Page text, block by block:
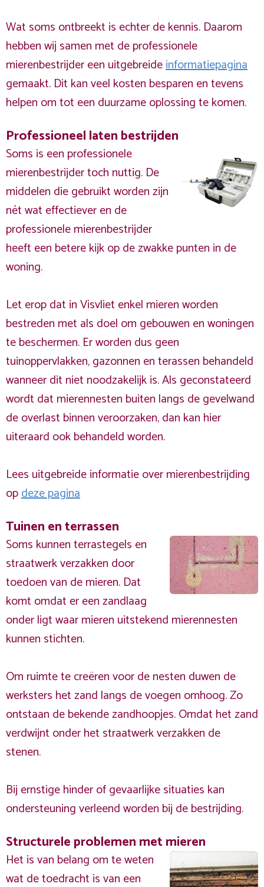
Wat soms ontbreekt is echter de kennis. Daarom
hebben wij samen met de professionele
mierenbestrijder een uitgebreideinformatiepagina
gemaakt. Dit kan veel kosten besparen en tevens
helpen om tot een duurzame oplossing te komen.
Professioneel laten bestrijden
Soms is een professionele
mierenbestrijder toch nuttig. De
middelen die gebruikt worden zijn
nét wat effectiever en de
professionele mierenbestrijder
heeft een betere kijk op de zwakke punten in de
woning.
Let erop dat in Visvliet enkel mieren worden
bestreden met als doel om gebouwen en woningen
te beschermen. Er worden dus geen
tuinoppervlakken, gazonnen en terassen behandeld
wanneer dit niet noodzakelijk is. Als geconstateerd
wordt dat mierennesten buiten langs de gevelwand
de overlast binnen veroorzaken, dan kan hier
uiteraard ook behandeld worden.
Lees uitgebreide informatie over mierenbestrijding
opdeze pagina
Tuinen en terrassen
Soms kunnen terrastegels en
straatwerk verzakken door
toedoen van de mieren. Dat
komt omdat er een zandlaag
onder ligt waar mieren uitstekend mierennesten
kunnen stichten.
Om ruimte te creëren voor de nesten duwen de
werksters het zand langs de voegen omhoog. Zo
ontstaan de bekende zandhoopjes. Omdat het zand
verdwijnt onder het straatwerk verzakken de
stenen.
Bij ernstige hinder of gevaarlijke situaties kan
ondersteuning verleend worden bij de bestrijding.
Structurele problemen met mieren
Het is van belang om te weten
wat de toedracht is van een